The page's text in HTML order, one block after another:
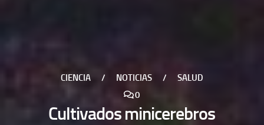
CIENCIA / NOTICIAS /
SALUD
0
Cultivados minicerebros